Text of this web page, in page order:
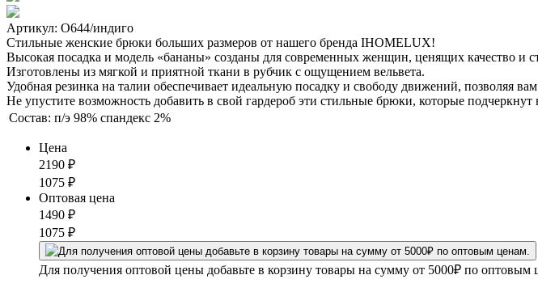
Артикул: О644/индиго
Стильные женские брюки больших размеров от нашего бренда IHOMELUX!
Высокая посадка и модель «бананы» созданы для современных женщин, ценящих качество и
Изготовлены из мягкой и приятной ткани в рубчик с ощущением вельвета.
Удобная резинка на талии обеспечивает идеальную посадку и свободу движений, позволяя
Не упустите возможность добавить в свой гардероб эти стильные брюки, которые
Состав: п/э 98% спандекс 2%
Цена
2190 ₽
1075 ₽
Оптовая цена
1490 ₽
1075 ₽
Для получения оптовой цены добавьте в корзину товары на сумму от 5000₽ по оптовым